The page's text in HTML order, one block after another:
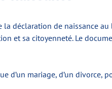
la déclaration de naissance
et sa citoyenneté. Le
d’un mariage, d’un